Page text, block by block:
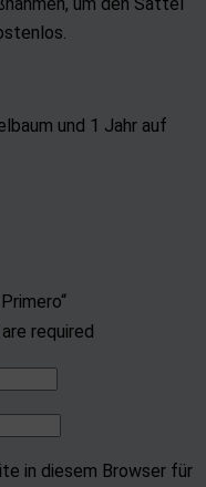
und 1 Jahr auf
required
in diesem Browser für
von Inhalten
aktiv abfragen